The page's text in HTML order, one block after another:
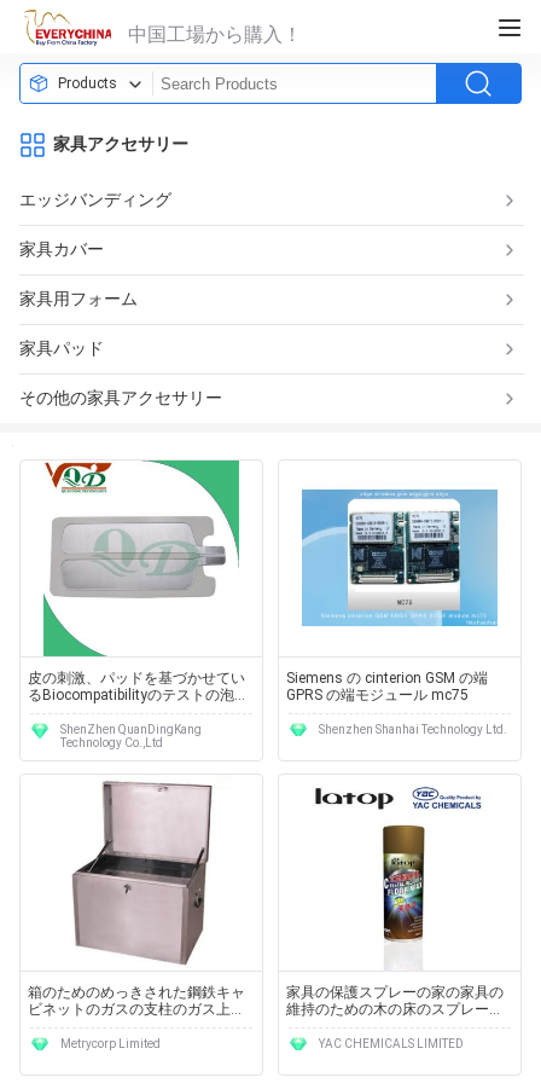
中国工場から購入！
Products
家具アクセサリー
エッジバンディング
家具カバー
家具用フォーム
家具パッド
その他の家具アクセサリー
皮の刺激、パッドを基づかせてい
るBiocompatibilityのテストの泡の
生地の縦のタイプを渡して下さい
ShenZhen QuanDingKang
Technology Co.,Ltd
Siemens の cinterion GSM の端
GPRS の端モジュール mc75
Shenzhen Shanhai Technology Ltd.
箱のためのめっきされた鋼鉄キャ
ビネットのガスの支柱のガス上昇
を亜鉛でメッキして下さい
Metrycorp Limited
家具の保護スプレーの家の家具の
維持のための木の床のスプレーの
ワックス
YAC CHEMICALS LIMITED